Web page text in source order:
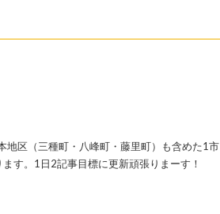
地区（三種町・八峰町・藤里町）も含めた1市
す。1日2記事目標に更新頑張りまーす！